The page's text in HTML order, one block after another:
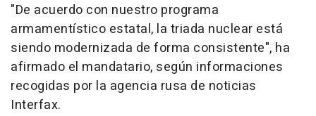
"De acuerdo con nuestro programa
armamentístico estatal, la triada nuclear está
siendo modernizada de forma consistente", ha
afirmado el mandatario, según informaciones
recogidas por la agencia rusa de noticias
Interfax.